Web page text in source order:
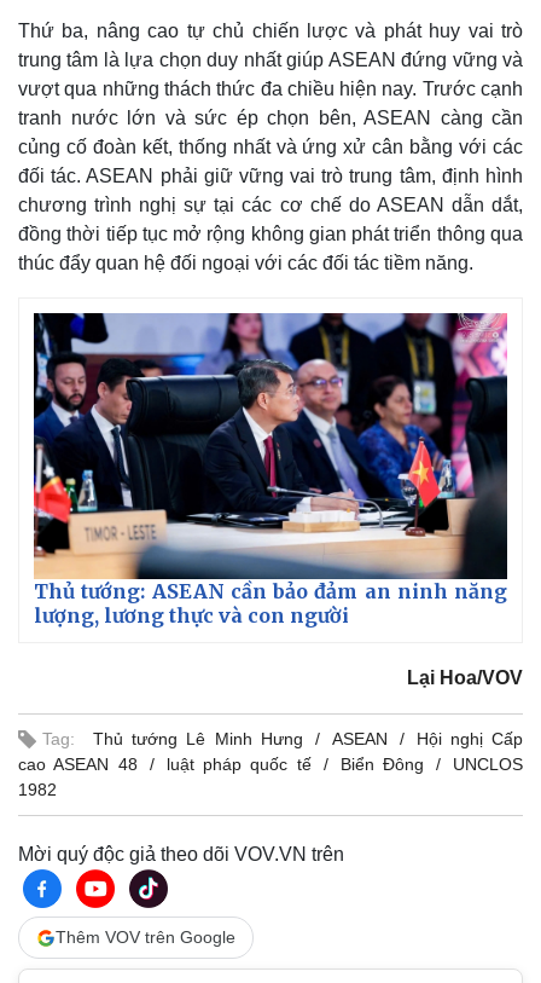
Kinh tế
Bất động sản
Khởi nghiệp
Thị trường
Giá vàng
Tiêu dùng
Chứng khoán
Giá cà phê
Thứ ba, nâng cao tự chủ chiến lược và phát huy vai trò
trung tâm là lựa chọn duy nhất giúp ASEAN đứng vững và
vượt qua những thách thức đa chiều hiện nay. Trước cạnh
tranh nước lớn và sức ép chọn bên, ASEAN càng cần
củng cố đoàn kết, thống nhất và ứng xử cân bằng với các
đối tác. ASEAN phải giữ vững vai trò trung tâm, định hình
chương trình nghị sự tại các cơ chế do ASEAN dẫn dắt,
đồng thời tiếp tục mở rộng không gian phát triển thông qua
thúc đẩy quan hệ đối ngoại với các đối tác tiềm năng.
Thủ tướng: ASEAN cần bảo đảm an ninh năng
lượng, lương thực và con người
Lại Hoa/VOV
Tag: Thủ tướng Lê Minh Hưng ASEAN
Hội nghị Cấp
cao ASEAN 48
luật pháp quốc tế Biển Đông
UNCLOS
1982
Mời quý độc giả theo dõi VOV.VN trên
Thêm VOV trên Google